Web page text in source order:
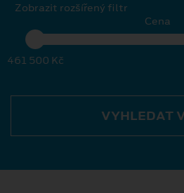
Zobrazit rozšířený filtr
Cena
461 500 Kč
VYHLEDAT